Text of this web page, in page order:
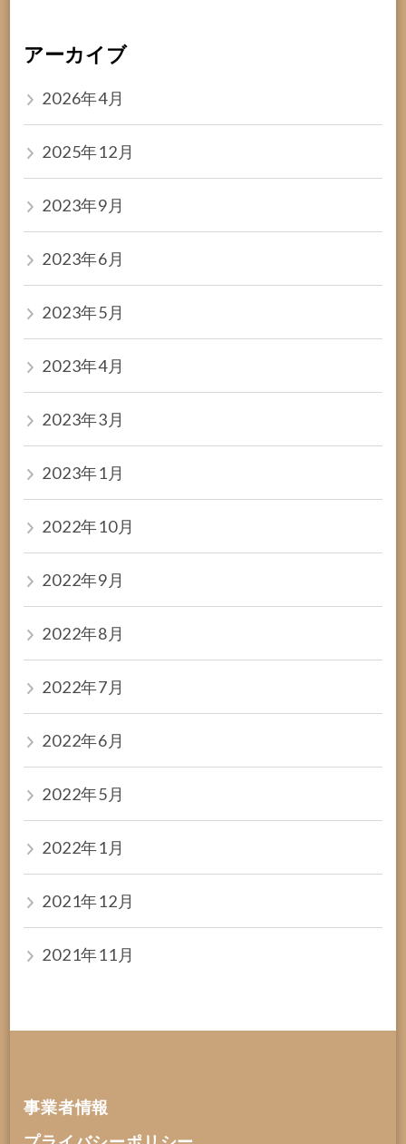
アーカイブ
2026年4月
2025年12月
2023年9月
2023年6月
2023年5月
2023年4月
2023年3月
2023年1月
2022年10月
2022年9月
2022年8月
2022年7月
2022年6月
2022年5月
2022年1月
2021年12月
2021年11月
事業者情報